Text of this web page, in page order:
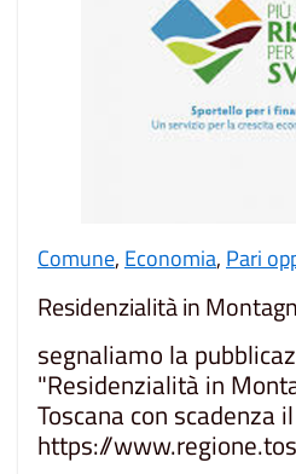
Comune, Economia, Pari
Residenzialità in
segnaliamo la
"Residenzialità in
Toscana con scadenza
https://